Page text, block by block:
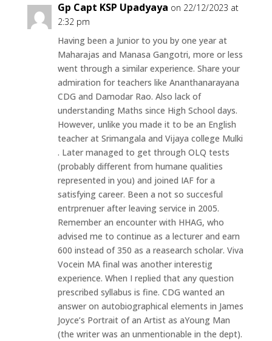
Gp Capt KSP Upadyaya on 22/12/2023 at
2:32 pm
Having been a Junior to you by one year at
Maharajas and Manasa Gangotri, more or less
went through a similar experience. Share your
admiration for teachers like Ananthanarayana
CDG and Damodar Rao. Also lack of
understanding Maths since High School days.
However, unlike you made it to be an English
teacher at Srimangala and Vijaya college Mulki
. Later managed to get through OLQ tests
(probably different from humane qualities
represented in you) and joined IAF for a
satisfying career. Been a not so succesful
entrprenuer after leaving service in 2005.
Remember an encounter with HHAG, who
advised me to continue as a lecturer and earn
600 instead of 350 as a reasearch scholar. Viva
Vocein MA final was another interestig
experience. When I replied that any question
prescribed syllabus is fine. CDG wanted an
answer on autobiographical elements in James
Joyce’s Portrait of an Artist as aYoung Man
(the writer was an unmentionable in the dept).